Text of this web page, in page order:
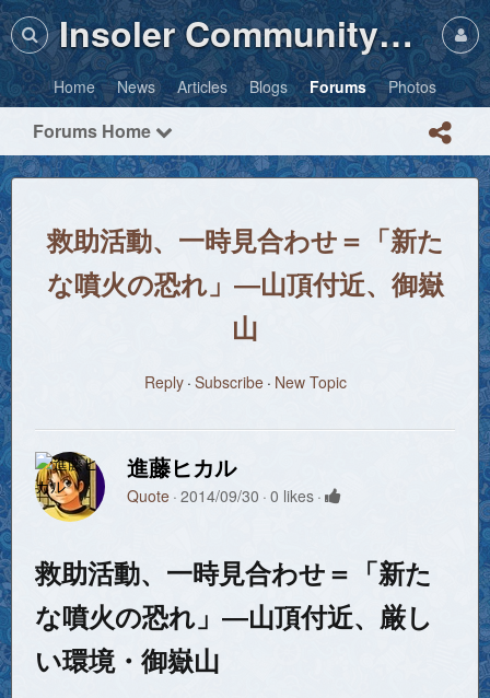
Insoler Community・Photos
Home News Articles Blogs Forums Photos
Forums Home
救助活動、一時見合わせ＝「新た
な噴火の恐れ」―山頂付近、御嶽
山
Reply Subscribe New Topic
進藤ヒカル
Quote 2014/09/30 0 likes
救助活動、一時見合わせ＝「新た
な噴火の恐れ」―山頂付近、厳し
い環境・御嶽山